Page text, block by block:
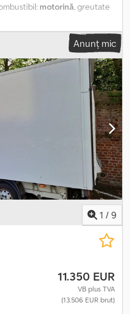
motorină, greutate
angrenaj:
spațiului de încărcare:
filtru de particule, sistem
, Echipare: Sistem de
* Închidere
control Chedpfozlp Edex An
ABS Sarcină utilă: 1005
1 sare, complet funcțional!
fix absolut
Anunț mic
1 / 9
11.350 EUR
VB plus TVA
(13.506 EUR brut)